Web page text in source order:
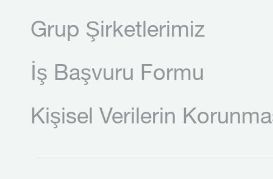
Grup Şirketlerimiz
İş Başvuru Formu
Kişisel Verilerin